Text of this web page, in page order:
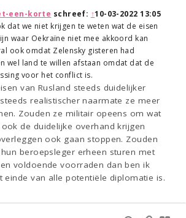
een-korte schreef: ↑10-03-2022 13:05
dat we niet krijgen te weten wat de eisen
waar Oekraïne niet mee akkoord kan
ook omdat Zelensky gisteren had
wel land te willen afstaan omdat dat de
voor het conflict is.
van Rusland steeds duidelijker
realistischer naarmate ze meer
Zouden ze militair opeens om wat
de duidelijke overhand krijgen
ook gaan stoppen. Zouden
beroepsleger erheen sturen met
voldoende voorraden dan ben ik
einde van alle potentiële diplomatie is.